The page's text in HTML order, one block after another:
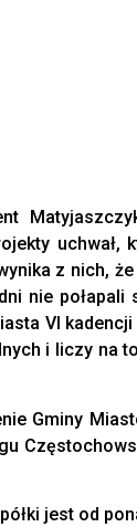
z nich,
nie
VI
i liczy na
Gminy
jest od